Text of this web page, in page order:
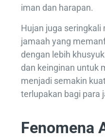
iman dan harapan.
Hujan juga
jamaah yang
dengan lebih
dan keinginan untuk
menjadi semakin
terlupakan bagi para
Fenomena